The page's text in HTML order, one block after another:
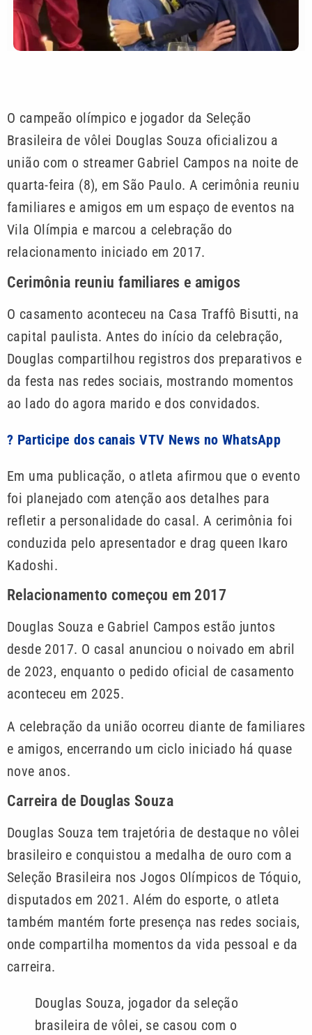
O campeão olímpico e jogador da Seleção
Brasileira de vôlei Douglas Souza oficializou a
união com o streamer Gabriel Campos na noite de
quarta-feira (8), em São Paulo. A cerimônia reuniu
familiares e amigos em um espaço de eventos na
Vila Olímpia e marcou a celebração do
relacionamento iniciado em 2017.
Cerimônia reuniu familiares e amigos
O casamento aconteceu na Casa Traffô Bisutti, na
capital paulista. Antes do início da celebração,
Douglas compartilhou registros dos preparativos e
da festa nas redes sociais, mostrando momentos
ao lado do agora marido e dos convidados.
? Participe dos canais VTV News no WhatsApp
Em uma publicação, o atleta afirmou que o evento
foi planejado com atenção aos detalhes para
refletir a personalidade do casal. A cerimônia foi
conduzida pelo apresentador e drag queen Ikaro
Kadoshi.
Relacionamento começou em 2017
Douglas Souza e Gabriel Campos estão juntos
desde 2017. O casal anunciou o noivado em abril
de 2023, enquanto o pedido oficial de casamento
aconteceu em 2025.
A celebração da união ocorreu diante de familiares
e amigos, encerrando um ciclo iniciado há quase
nove anos.
Carreira de Douglas Souza
Douglas Souza tem trajetória de destaque no vôlei
brasileiro e conquistou a medalha de ouro com a
Seleção Brasileira nos Jogos Olímpicos de Tóquio,
disputados em 2021. Além do esporte, o atleta
também mantém forte presença nas redes sociais,
onde compartilha momentos da vida pessoal e da
carreira.
Douglas Souza, jogador da seleção
brasileira de vôlei, se casou com o